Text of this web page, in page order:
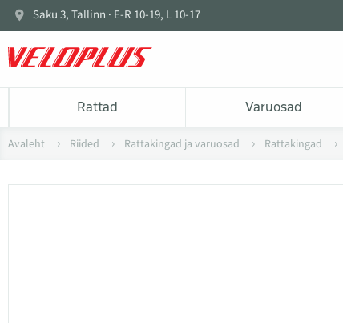
Saku 3, Tallinn · E-R 10-19, L 10-17
Rattad Varuosad
Avaleht Riided Rattakingad ja varuosad Rattakingad